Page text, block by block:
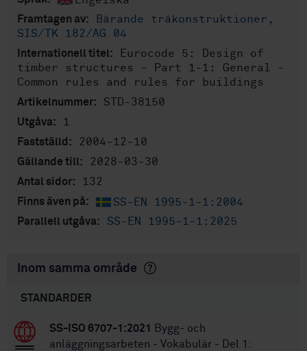
Framtagen av:
Bärande träkonstruktioner,
SIS/TK 182/AG 04
Internationell titel:
Eurocode 5: Design of
timber structures - Part 1-1: General -
Common rules and rules for buildings
Artikelnummer: STD-38150
Utgåva: 1
Fastställd: 2004-12-10
Gällande till: 2028-03-30
Antal sidor: 132
Finns även på: SS-EN 1995-1-1:2004
Parallell utgåva: SS-EN 1995-1-1:2025
Inom samma område
STANDARDER
SS-ISO 6707-1:2021
Bygg- och
anläggningsarbeten - Vokabulär - Del 1: